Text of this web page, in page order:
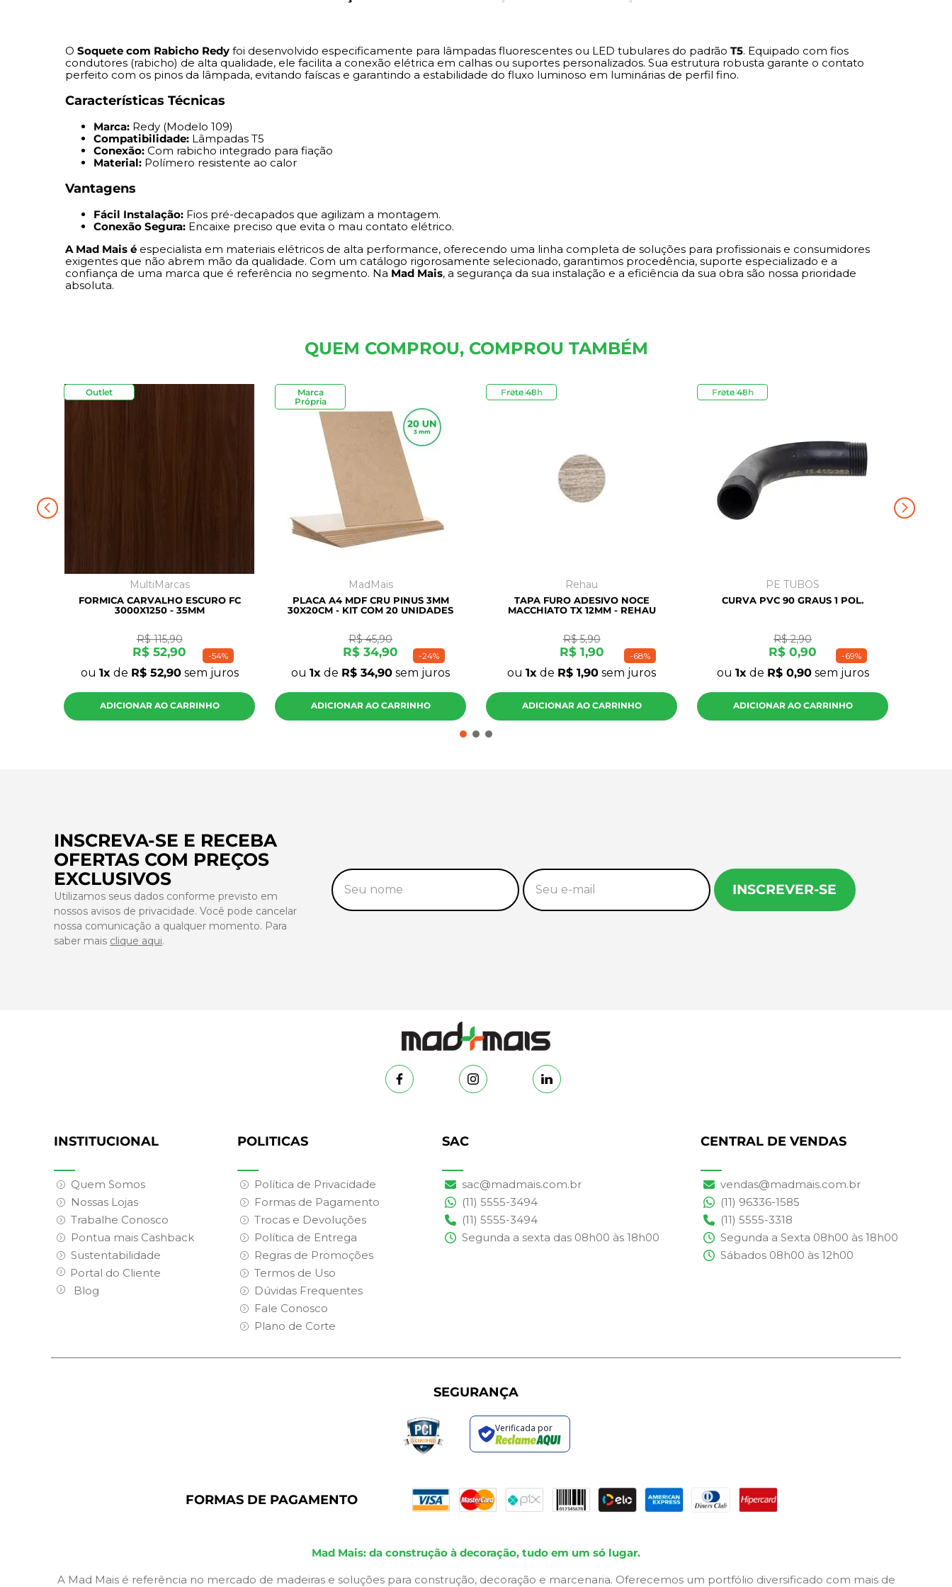
oferecendo uma linha completa de soluções para profissionais e
especializado e a confiança de uma marca que é referência no segmento.
Na Mad Mais, a segurança da sua instalação e a eficiência da sua obra são
O Soquete com Rabicho Redy foi desenvolvido especificamente para lâmpadas fluorescentes ou LED tubulares do padrão T5. Equipado com fios
condutores (rabicho) de alta qualidade, ele facilita a conexão elétrica em calhas ou suportes personalizados. Sua estrutura robusta garante o contato
perfeito com os pinos da lâmpada, evitando faíscas e garantindo a estabilidade do fluxo luminoso em luminárias de perfil fino.
Características Técnicas
Marca: Redy (Modelo 109)
Compatibilidade: Lâmpadas T5
Conexão: Com rabicho integrado para fiação
Material: Polímero resistente ao calor
Vantagens
Fácil Instalação: Fios pré-decapados que agilizam a montagem.
Conexão Segura: Encaixe preciso que evita o mau contato elétrico.
A Mad Mais é especialista em materiais elétricos de alta performance, oferecendo uma linha completa de soluções para profissionais e consumidores
exigentes que não abrem mão da qualidade. Com um catálogo rigorosamente selecionado, garantimos procedência, suporte especializado e a
confiança de uma marca que é referência no segmento. Na Mad Mais, a segurança da sua instalação e a eficiência da sua obra são nossa prioridade
absoluta.
QUEM COMPROU, COMPROU TAMBÉM
-54%
Outlet
MultiMarcas
FORMICA CARVALHO ESCURO FC
3000X1250 - 35MM
R$ 115,90
R$ 52,90
ou 1 de R$ 52,90sem juros
ADICIONAR AO CARRINHO
-24%
Marca
Própria
MadMais
PLACA A4 MDF CRU PINUS 3MM
30X20CM - KIT COM 20 UNIDADES
R$ 45,90
R$ 34,90
ou1 de R$ 34,90 sem juros
ADICIONAR AO CARRINHO
-68%
Outlet
Frete 48h
Rehau
TAPA FURO ADESIVO NOCE
MACCHIATO TX 12MM - REHAU
R$ 5,90
R$ 1,90
ou1 de R$ 1,90 sem juros
ADICIONAR AO CARRINHO
-69%
Outlet
Frete 48h
PE TUBOS
CURVA PVC 90 GRAUS 1 POL.
R$ 2,90
R$ 0,90
ou 1 de R$ 0,90sem juros
ADICIONAR AO CARRINHO
INSCREVA-SE E RECEBA
OFERTAS COM PREÇOS
EXCLUSIVOS
Utilizamos seus dados conforme previsto em
nossos avisos de privacidade. Você pode cancelar
nossa comunicação a qualquer momento. Para
saber mais clique aqui.
INSCREVER-SE
INSTITUCIONAL
Quem Somos
Nossas Lojas
Trabalhe Conosco
Pontua mais Cashback
Sustentabilidade
Portal do Cliente
Blog
POLITICAS
Política de Privacidade
Formas de Pagamento
Trocas e Devoluções
Política de Entrega
Regras de Promoções
Termos de Uso
Dúvidas Frequentes
Fale Conosco
Plano de Corte
SAC
sac@madmais.com.br
(11) 5555-3494
(11) 5555-3494
Segunda a sexta das 08h00 às 18h00
CENTRAL DE VENDAS
vendas@madmais.com.br
(11) 96336-1585
(11) 5555-3318
Segunda a Sexta 08h00 às 18h00
Sábados 08h00 às 12h00
SEGURANÇA
Verificada por
FORMAS DE PAGAMENTO
Mad Mais: da construção à decoração, tudo em um só lugar.
A Mad Mais é referência no mercado de madeiras e soluções para construção, decoração e marcenaria. Oferecemos um portfólio diversificado com mais de